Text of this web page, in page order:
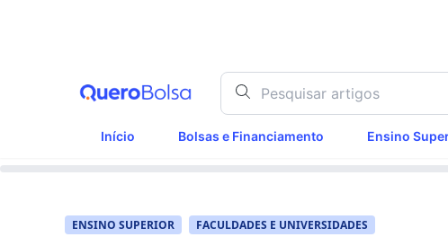
Início Bolsas e Financiamento Ensino
ENSINO SUPERIOR FACULDADES E UNIVERSIDADES